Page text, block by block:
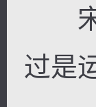
宋
过是